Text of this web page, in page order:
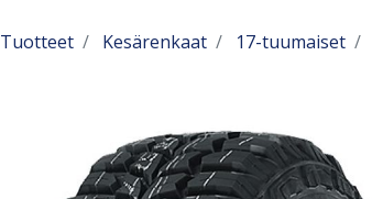
Tuotteet Kesärenkaat 17-tuumaiset